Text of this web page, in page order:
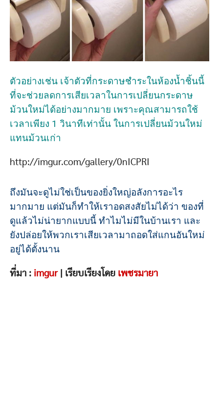
ตัวอย่างเช่น เจ้าตัวที่กระดาษชำระในห้องน้ำชิ้นนี้
ที่จะช่วยลดการเสียเวลาในการเปลี่ยนกระดาษ
ม้วนใหม่ได้อย่างมากมาย เพราะคุณสามารถใช้
เวลาเพียง 1 วินาทีเท่านั้น ในการเปลี่ยนม้วนใหม่
แทนม้วนเก่า
http://imgur.com/gallery/0nICPRI
ถึงมันจะดูไม่ใช่เป็นของยิ่งใหญ่อลังการอะไร
มากมาย แต่มันก็ทำให้เราอดสงสัยไม่ได้ว่า ของที่
ดูแล้วไม่น่ายากแบบนี้ ทำไมไม่มีในบ้านเรา และ
ยังปล่อยให้พวกเราเสียเวลามาถอดใส่แกนอันใหม่
อยู่ได้ตั้งนาน
ที่มา : imgur| เรียบเรียงโดย เพชรมายา